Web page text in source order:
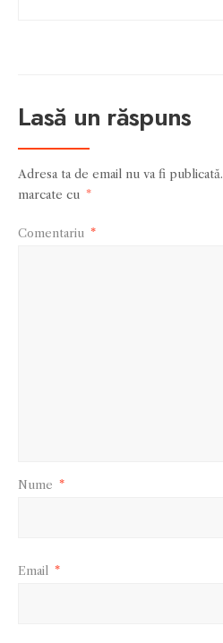
Lasă un răspuns
Adresa ta de email nu va fi publicată.
marcate cu *
Comentariu *
Nume *
Email *